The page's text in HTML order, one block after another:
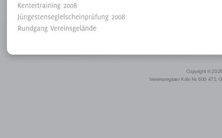
Copyright ©
Vereinsregister Köln Nr. 600 471;